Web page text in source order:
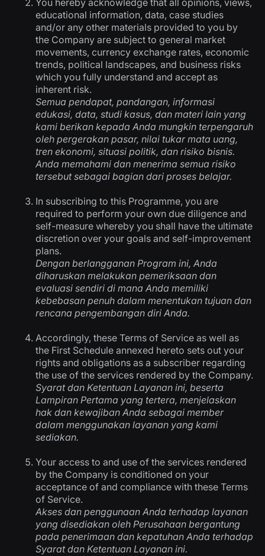
You hereby acknowledge that all opinions, views,
educational information, data, case studies
and/or any other materials provided to you by
the Company are subject to general market
movements, currency exchange rates, economic
trends, political landscapes, and business risks
which you fully understand and accept as
inherent risk.
Semua pendapat, pandangan, informasi
edukasi, data, studi kasus, dan materi lain yang
kami berikan kepada Anda mungkin terpengaruh
oleh pergerakan pasar, nilai tukar mata uang,
tren ekonomi, situasi politik, dan risiko bisnis.
Anda memahami dan menerima semua risiko
tersebut sebagai bagian dari proses belajar.
In subscribing to this Programme, you are
required to perform your own due diligence and
self-measure whereby you shall have the ultimate
discretion over your goals and self-improvement
plans.
Dengan berlangganan Program ini, Anda
diharuskan melakukan pemeriksaan dan
evaluasi sendiri di mana Anda memiliki
kebebasan penuh dalam menentukan tujuan dan
rencana pengembangan diri Anda.
Accordingly, these Terms of Service as well as
the First Schedule annexed hereto sets out your
rights and obligations as a subscriber regarding
the use of the services rendered by the Company.
Syarat dan Ketentuan Layanan ini, beserta
Lampiran Pertama yang tertera, menjelaskan
hak dan kewajiban Anda sebagai member
dalam menggunakan layanan yang kami
sediakan.
Your access to and use of the services rendered
by the Company is conditioned on your
acceptance of and compliance with these Terms
of Service.
Akses dan penggunaan Anda terhadap layanan
yang disediakan oleh Perusahaan bergantung
pada penerimaan dan kepatuhan Anda terhadap
Syarat dan Ketentuan Layanan ini.